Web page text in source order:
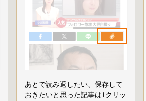
あとで読み返したい、保存して
おきたいと思った記事は1クリッ